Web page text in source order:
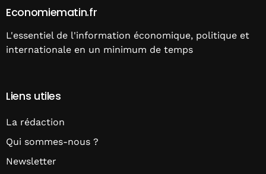
Economiematin.fr
L'essentiel de l'information économique, politique et
internationale en un minimum de temps
Liens utiles
La rédaction
Qui sommes-nous ?
Newsletter